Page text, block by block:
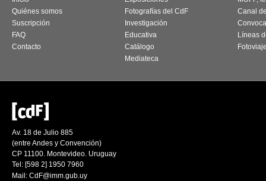
Quiénes somos
Suscripción
FAQ
Contacto
Fotografías del CdF
Investigación
Educativa
Catálogo
Mediateca
Canal
Líneas
Av. 18 de Julio 885
(entre Andes y Convención)
CP 11100. Montevideo. Uruguay
Tel: [598 2] 1950 7960
Mail: CdF@imm.gub.uy